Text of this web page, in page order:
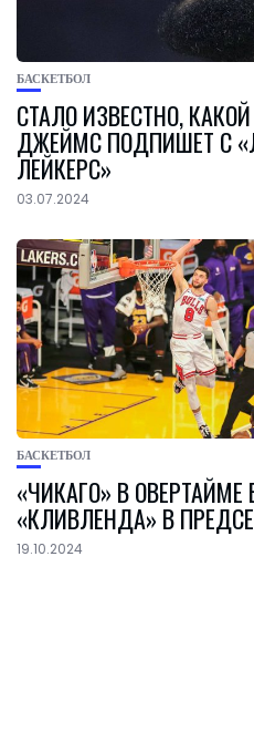
БАСКЕТБОЛ
СТАЛО ИЗВЕСТНО,
ДЖЕЙМС ПОДПИШЕТ С
ЛЕЙКЕРС»
03.07.2024
БАСКЕТБОЛ
«ЧИКАГО» В
«КЛИВЛЕНДА» В
19.10.2024